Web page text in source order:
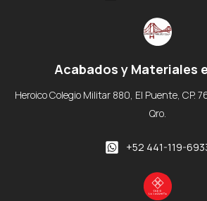
Acabados y Materiales
Heroico Colegio Militar 880, El Puente, CP.
Qro.
+52 441-119-